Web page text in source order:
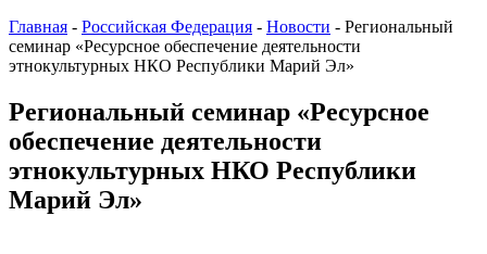
Главная - Российская Федерация - Новости - Региональный
семинар «Ресурсное обеспечение деятельности
этнокультурных НКО Республики Марий Эл»
Региональный семинар «Ресурсное
обеспечение деятельности
этнокультурных НКО Республики
Марий Эл»